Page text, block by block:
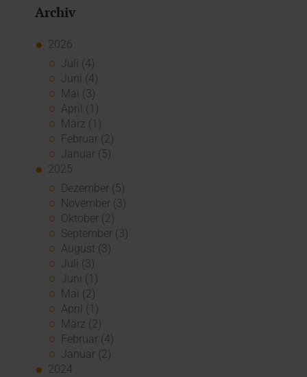
Archiv
2026
Juli (4)
Juni (4)
Mai (3)
April (1)
März (1)
Februar (2)
Januar (5)
2025
Dezember (5)
November (3)
Oktober (2)
September (3)
August (3)
Juli (3)
Juni (1)
Mai (2)
April (1)
März (2)
Februar (4)
Januar (2)
2024